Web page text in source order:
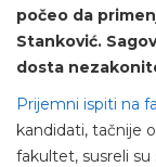
počeo da
Stanković.
dosta
Prijemni ispiti na
kandidati, tačnije
fakultet, susreli